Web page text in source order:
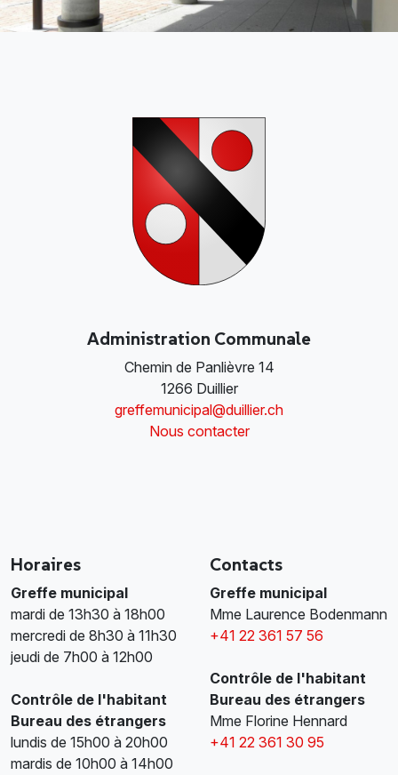
Administration Communale
Chemin de Panlièvre 14
1266 Duillier
greffemunicipal@duillier.ch
Nous contacter
Horaires
Greffe municipal
mardi de 13h30 à 18h00
mercredi de 8h30 à 11h30
jeudi de 7h00 à 12h00
Contrôle de l'habitant
Bureau des étrangers
lundis de 15h00 à 20h00
mardis de 10h00 à 14h00
Contacts
Greffe municipal
Mme Laurence Bodenmann
+41 22 361 57 56
Contrôle de l'habitant
Bureau des étrangers
Mme Florine Hennard
+41 22 361 30 95